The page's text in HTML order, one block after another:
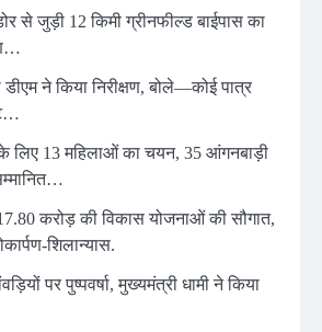
से जुड़ी 12 किमी ग्रीनफील्ड बाईपास का
ने किया निरीक्षण, बोले—कोई पात्र
लिए 13 महिलाओं का चयन, 35 आंगनबाड़ी
करोड़ की विकास योजनाओं की सौगात,
शिलान्यास.
पर पुष्पवर्षा, मुख्यमंत्री धामी ने किया